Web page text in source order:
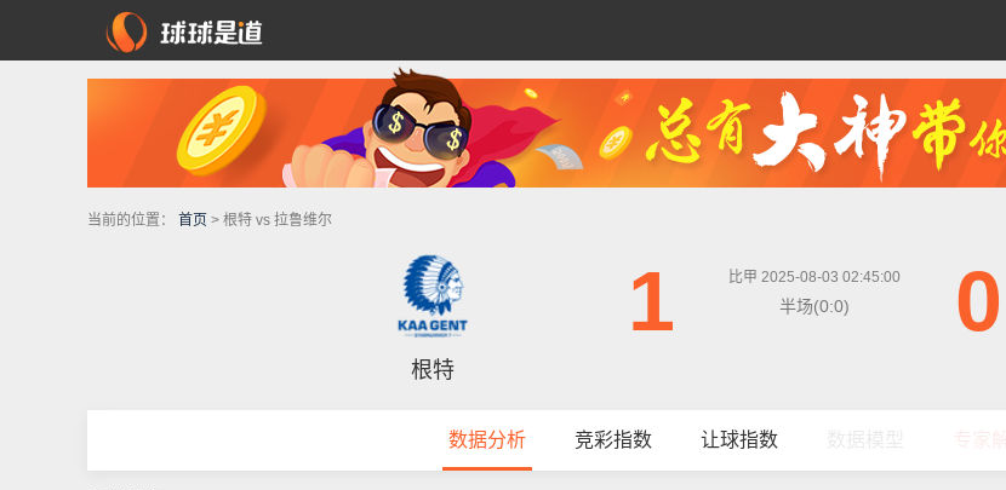
当前的位置： 首页 > 根特 vs 拉鲁维尔
根特
1 0
比甲 2025-08-03 02:45:00
半场(0:0)
数据分析 竞彩指数 让球指数